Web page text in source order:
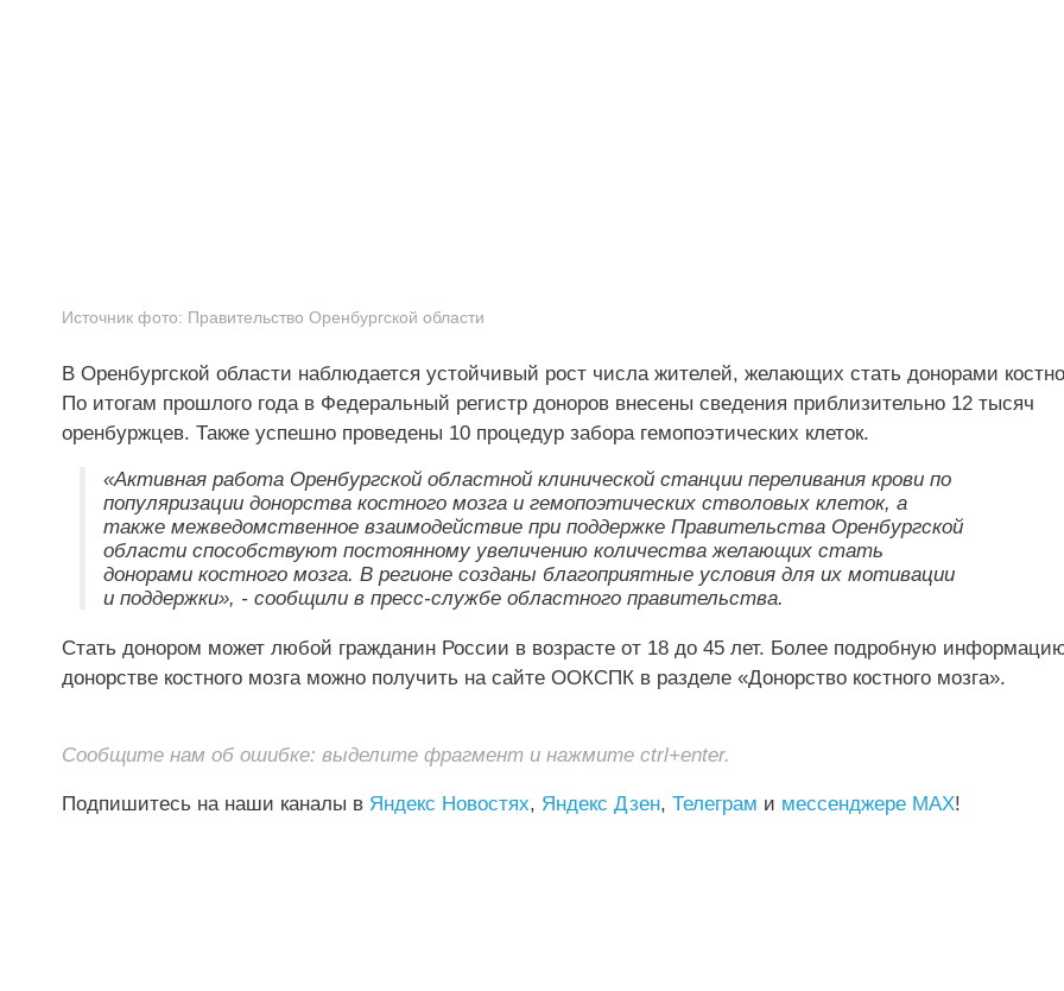
Источник фото: Правительство Оренбургской области
В Оренбургской области наблюдается устойчивый рост числа жителей, желающих стать донорами
По итогам прошлого года в Федеральный регистр доноров внесены сведения приблизительно 12 тысяч
оренбуржцев. Также успешно проведены 10 процедур забора гемопоэтических клеток.
«Активная работа Оренбургской областной клинической станции переливания крови по
популяризации донорства костного мозга и гемопоэтических стволовых клеток, а
также межведомственное взаимодействие при поддержке Правительства Оренбургской
области способствуют постоянному увеличению количества желающих стать
донорами костного мозга. В регионе созданы благоприятные условия для их мотивации
и поддержки», - сообщили в пресс-службе областного правительства.
Стать донором может любой гражданин России в возрасте от 18 до 45 лет. Более подробную
донорстве костного мозга можно получить на сайте ООКСПК в разделе «Донорство костного мозга».
Сообщите нам об ошибке: выделите фрагмент и нажмите ctrl+enter.
Подпишитесь на наши каналы в Яндекс Новостях, Яндекс Дзен, Телеграм и мессенджере MAX!